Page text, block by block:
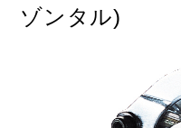
HUSQVANA
ゾンタル)